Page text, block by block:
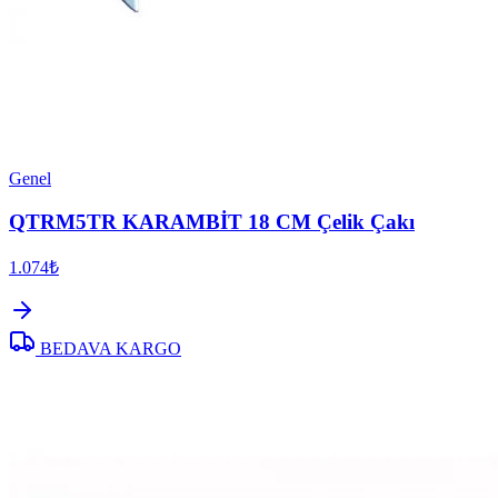
Genel
QTRM5TR KARAMBİT 18 CM Çelik Çakı
1.074₺
BEDAVA KARGO